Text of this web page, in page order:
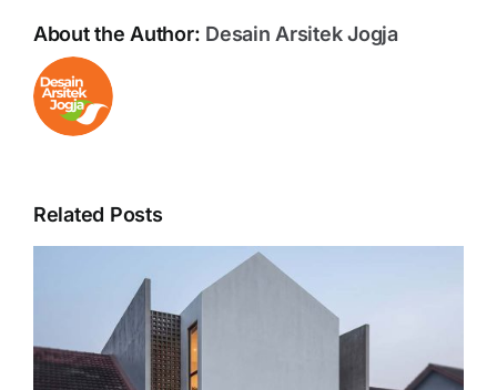
About the Author: Desain Arsitek Jogja
Related Posts